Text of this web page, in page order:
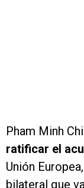
Pham Minh
ratificar el
Unión
bilateral que